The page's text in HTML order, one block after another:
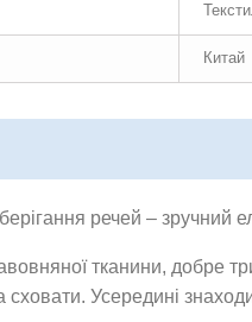
Китай
речей – зручний
тканини, добре
сховати. Усередині